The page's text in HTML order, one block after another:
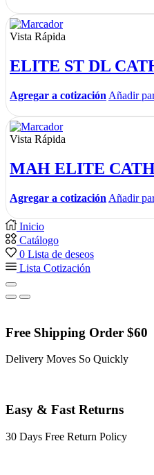
Vista Rápida
ELITE ST DL
Agregar a cotización Añadir
Vista Rápida
MAH ELITE
Agregar a cotización Añadir
Inicio
Catálogo
0 Lista de deseos
Lista Cotización
Free Shipping Order $60
Delivery Moves So Quickly
Easy & Fast Returns
30 Days Free Return Policy